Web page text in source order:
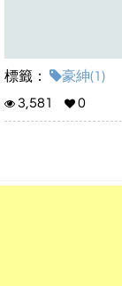
標籤：
豪紳(1)
3,581
0